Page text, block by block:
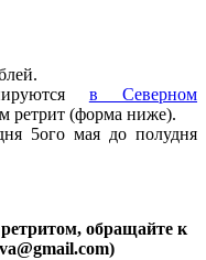
в Северном
ретрит (форма ниже).
5ого мая до полудня
обращайте к